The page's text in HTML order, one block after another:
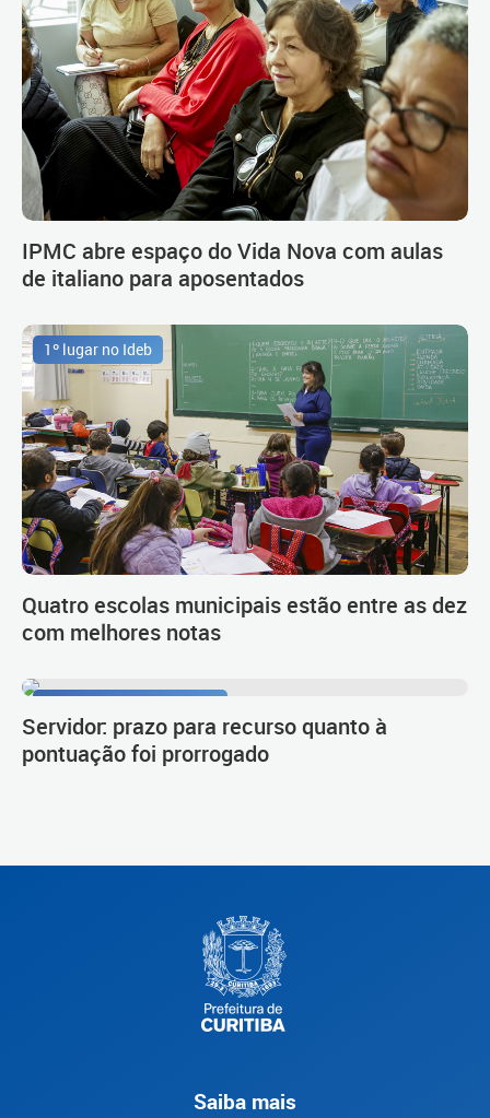
IPMC abre espaço do Vida Nova com aulas
de italiano para aposentados
1º lugar no Ideb
Quatro escolas municipais estão entre as dez
com melhores notas
Servidor: prazo para recurso quanto à
pontuação foi prorrogado
Saiba mais